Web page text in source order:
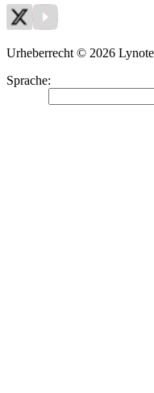
Urheberrecht © 2026
Sprache: